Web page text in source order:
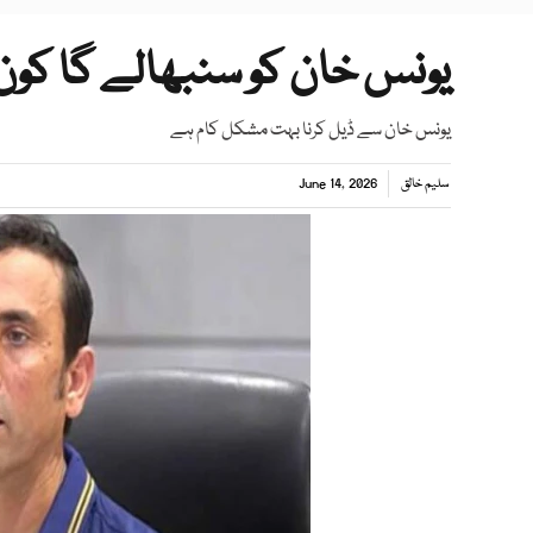
یونس خان کو سنبھالے گا
یونس خان سے ڈیل کرنا بہت مشکل کام ہے
سلیم خالق June 14, 2026